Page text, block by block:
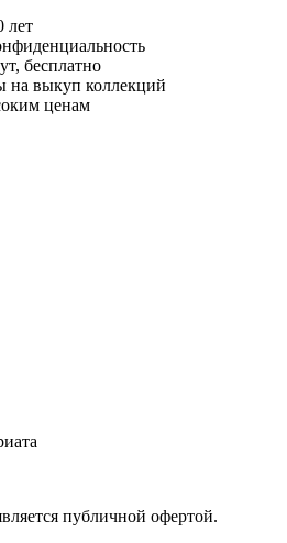
лет
бесплатно
на выкуп коллекций
ценам
публичной офертой.